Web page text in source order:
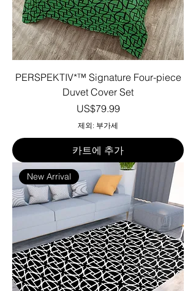
PERSPEKTIV*™️ Signature Four-piece
Duvet Cover Set
가격
US$79.99
제외: 부가세
카트에 추가
New Arrival